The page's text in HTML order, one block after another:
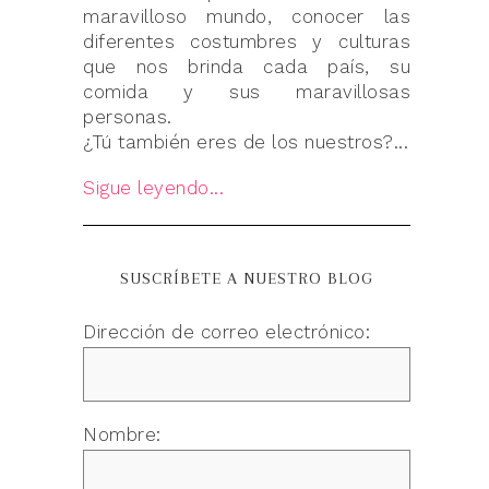
maravilloso mundo, conocer las
diferentes costumbres y culturas
que nos brinda cada país, su
comida y sus maravillosas
personas.
¿Tú también eres de los nuestros?...
Sigue leyendo...
SUSCRÍBETE A NUESTRO BLOG
Dirección de correo electrónico:
Nombre: